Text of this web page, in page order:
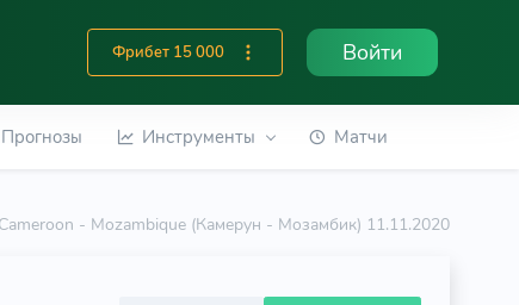
Фрибет 15 000 Войти
Прогнозы Инструменты Матчи
Cameroon - Mozambique (Камерун - Мозамбик) 11.11.2020